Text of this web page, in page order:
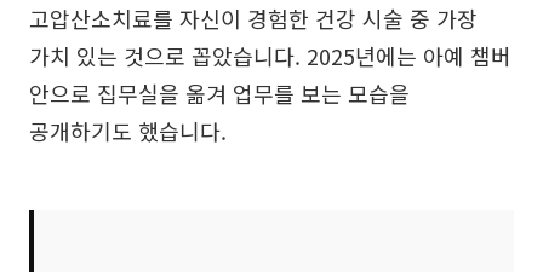
고압산소치료를 자신이 경험한 건강 시술 중 가장
가치 있는 것으로 꼽았습니다. 2025년에는 아예 챔버
안으로 집무실을 옮겨 업무를 보는 모습을
공개하기도 했습니다.